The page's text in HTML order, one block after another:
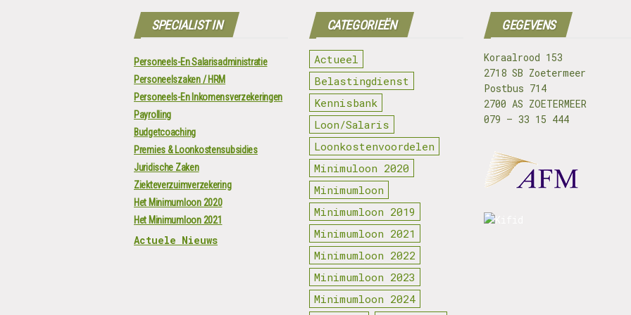
SPECIALIST IN
Personeels-En Salarisadministratie
Personeelszaken / HRM
Personeels-En Inkomensverzekeringen
Payrolling
Budgetcoaching
Premies & Loonkostensubsidies
Juridische Zaken
Ziekteverzuimverzekering
Het Minimumloon 2020
Het Minimumloon 2021
Actuele Nieuws
CATEGORIEËN
Actueel
Belastingdienst
Kennisbank
Loon/Salaris
Loonkostenvoordelen
Minimuloon 2020
Minimumloon
Minimumloon 2019
Minimumloon 2021
Minimumloon 2022
Minimumloon 2023
Minimumloon 2024
GEGEVENS
Koraalrood 153
2718 SB Zoetermeer
Postbus 714
2700 AS ZOETERMEER
079 – 33 15 444